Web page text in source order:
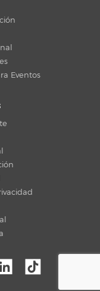
Eventos